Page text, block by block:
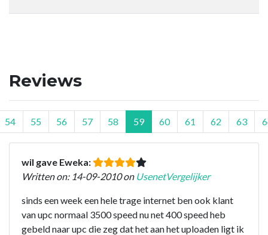
Reviews
54 55 56 57 58 59 60 61 62 63
wil gave Eweka:
Written on: 14-09-2010 on UsenetVergelijker
sinds een week een hele trage internet ben ook klant
van upc normaal 3500 speed nu net 400 speed heb
gebeld naar upc die zeg dat het aan het uploaden ligt ik